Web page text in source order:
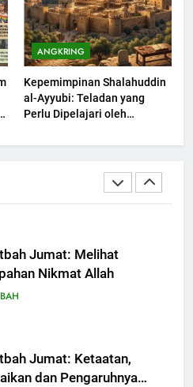
ANGKRING
Kepemimpinan Shalahuddin
al-Ayyubi: Teladan yang
Perlu Dipelajari oleh
(2)
Jumat: Bulan
Bulan Bersejarah
Jumat: Mengapa Orang
Tak Akan Pernah
Jumat: Melihat
Nikmat Allah
Jumat: Ketaatan,
dan Pengaruhnya